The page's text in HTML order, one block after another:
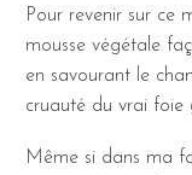
Pour revenir sur ce
mousse végétale
en savourant le
cruauté du vrai foie
Même si dans ma